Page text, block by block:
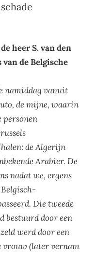
heer S. van den
de Belgische
namiddag vanuit
de mijne, waarin
personen
de Algerijn
Arabier. De
nadat we, ergens
Die tweede
bestuurd door een
werd door een
vrouw (later vernam